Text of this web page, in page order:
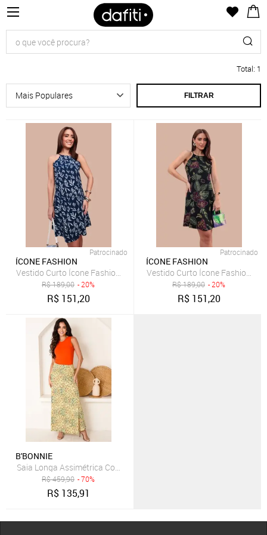
Total: 1
FILTRAR
Patrocinado
ÍCONE FASHION
Vestido Curto Ícone Fashion Lenço Chic Estampa Blue Flora
R$189,00 - 20%
R$ 151,20
Patrocinado
ÍCONE FASHION
Vestido Curto Ícone Fashion
R$189,00 - 20%
R$ 151,20
B'BONNIE
Saia Longa Assimétrica Com Bolsos B’Bonnie Úrsula Floral Laranja
R$459,90 - 70%
R$ 135,91